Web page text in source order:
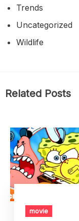
Trends
Uncategorized
Wildlife
Related Posts
movie